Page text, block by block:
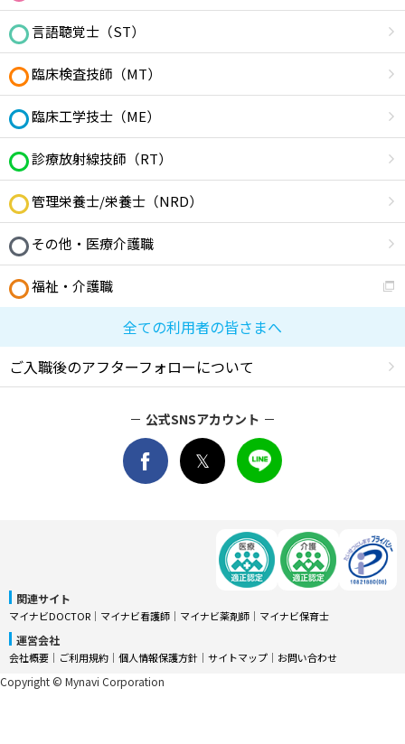
言語聴覚士（ST）
臨床検査技師（MT）
臨床工学技士（ME）
診療放射線技師（RT）
管理栄養士/栄養士（NRD）
その他・医療介護職
福祉・介護職
全ての利用者の皆さまへ
ご入職後のアフターフォローについて
公式SNSアカウント
関連サイト
マイナビDOCTOR │ マイナビ看護師 │ マイナビ薬剤師 │ マイナビ保育士
運営会社
会社概要 │ ご利用規約 │ 個人情報保護方針 │ サイトマップ │ お問い合わせ
Copyright © Mynavi Corporation